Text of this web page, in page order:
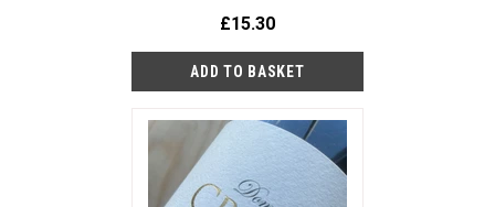
£15.30